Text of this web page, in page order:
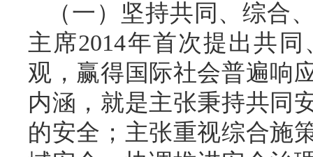
（一）坚持共同、综合
主席2014年首次提出共
观，赢得国际社会普遍响
内涵，就是主张秉持共同
的安全；主张重视综合施